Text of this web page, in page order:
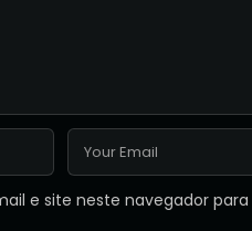
e site neste navegador